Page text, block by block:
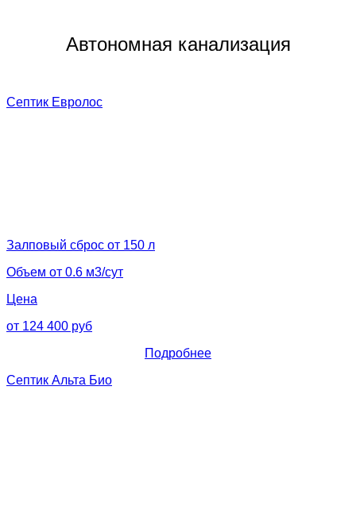
Автономная канализация
Септик Евролос
Залповый сброс от 150 л
Объем от 0.6 м3/сут
Цена
от 124 400 руб
Подробнее
Септик Альта Био